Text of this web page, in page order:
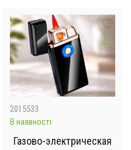
2015533
В наявності
Газово-электрическая